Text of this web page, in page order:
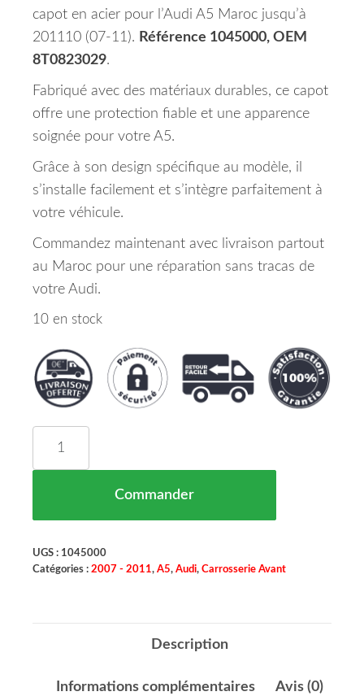
capot en acier pour l’Audi A5 Maroc jusqu’à
201110 (07-11). Référence 1045000, OEM
8T0823029.
Fabriqué avec des matériaux durables, ce capot
offre une protection fiable et une apparence
soignée pour votre A5.
Grâce à son design spécifique au modèle, il
s’installe facilement et s’intègre parfaitement à
votre véhicule.
Commandez maintenant avec livraison partout
au Maroc pour une réparation sans tracas de
votre Audi.
10 en stock
Commander
UGS : 1045000
Catégories : 2007 - 2011, A5, Audi, Carrosserie Avant
Description
Informations complémentaires Avis (0)